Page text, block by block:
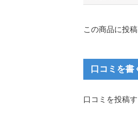
この商品に投
口コミを書
口コミを投稿